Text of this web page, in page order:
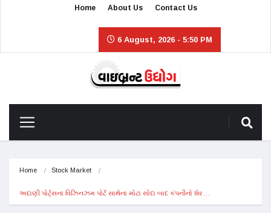
Home About Us Contact Us
6 August, 2026 - 5:50 PM
Home Stock Market
અદાણી પોર્ટ્સના વિઝિનઝમ પોર્ટ સાથેના મોટા સોદા બાદ કંપનીનો શેર…